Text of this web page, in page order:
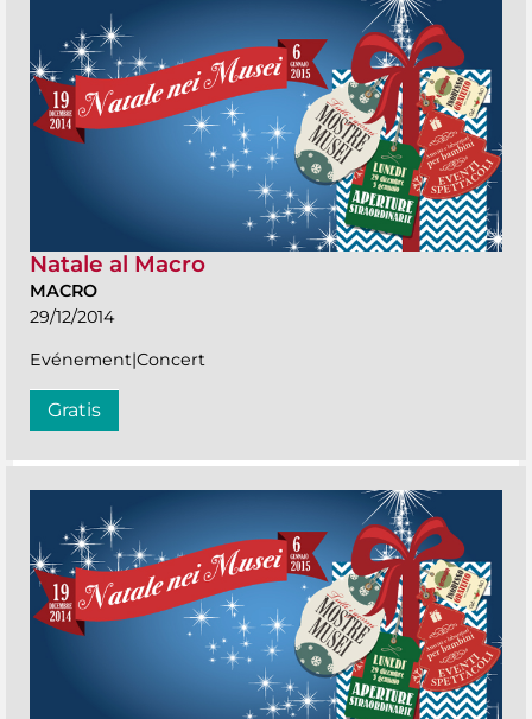
Natale al Macro
MACRO
29/12/2014
Evénement|Concert
Gratis